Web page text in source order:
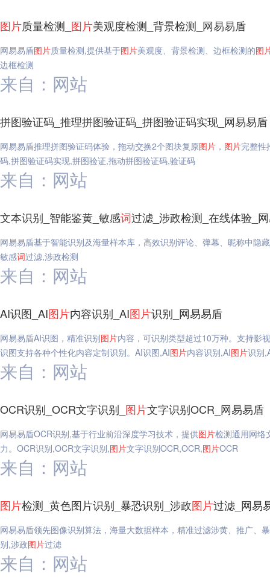
图片质量检测_ 图片美观度检测_背景检测_网易易盾
网易易盾图片质量检测,提供基于图片美观度、背景检测、边框检测的图
边框检测
来自：网站
拼图验证码_推理拼图验证码_拼图验证码实现_网易易盾
网易易盾推理拼图验证码体验，拖动交换2个图块复原图片 ， 图片完整性
码,拼图验证码实现,拼图验证,拖动拼图验证码,验证码
来自：网站
文本识别_智能鉴黄_敏感词过滤_涉政检测_在线体验_
网易易盾基于智能识别及海量样本库，高效识别评论、弹幕、昵称中
敏感词过滤,涉政检测
来自：网站
AI识图_AI图片内容识别_AI图片识别_网易易盾
网易易盾AI识图，精准识别图片内容，可识别类型超过10万种。支持影
识图支持各种个性化内容定制识别。AI识图,AI图片内容识别,AI图片识别
来自：网站
OCR识别_OCR文字识别_ 图片文字识别OCR_网易易盾
网易易盾OCR识别,基于行业前沿深度学习技术，提供图片检测通用网络
力。OCR识别,OCR文字识别,图片文字识别OCR,OCR,图片OCR
来自：网站
图片检测_黄色图片识别_暴恐识别_涉政图片过滤_网易
网易易盾领先图像识别算法，海量大数据样本，精准过滤涉黄、推广、
别,涉政图片过滤
来自：网站